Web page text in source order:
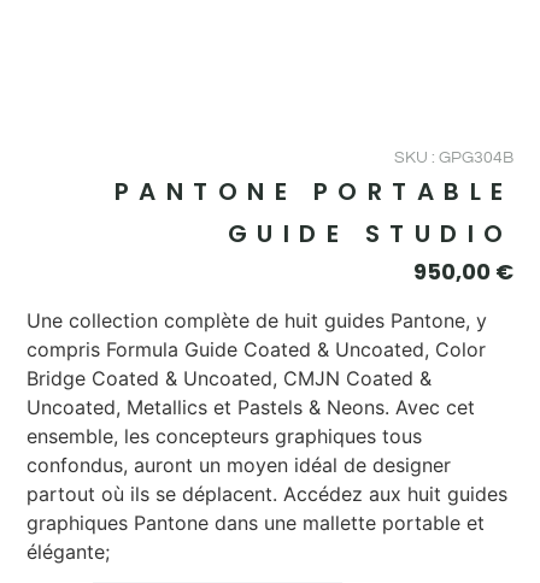
SKU : GPG304B
PANTONE PORTABLE
GUIDE STUDIO
950,00 €
Une collection complète de huit guides Pantone, y
compris Formula Guide Coated & Uncoated, Color
Bridge Coated & Uncoated, CMJN Coated &
Uncoated, Metallics et Pastels & Neons. Avec cet
ensemble, les concepteurs graphiques tous
confondus, auront un moyen idéal de designer
partout où ils se déplacent. Accédez aux huit guides
graphiques Pantone dans une mallette portable et
élégante;